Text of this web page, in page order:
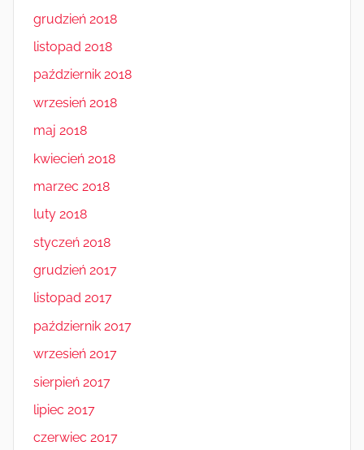
grudzień 2018
listopad 2018
październik 2018
wrzesień 2018
maj 2018
kwiecień 2018
marzec 2018
luty 2018
styczeń 2018
grudzień 2017
listopad 2017
październik 2017
wrzesień 2017
sierpień 2017
lipiec 2017
czerwiec 2017